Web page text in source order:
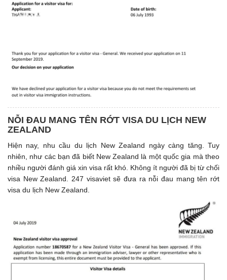
NỖI ĐAU MANG TÊN RỚT VISA DU LỊCH NEW
ZEALAND
Hiện nay, nhu cầu du lịch New Zealand ngày càng tăng. Tuy
nhiên, như các bạn đã biết New Zealand là một quốc gia mà theo
nhiều người đánh giá xin visa rất khó. Không ít người đã bị từ chối
visa New Zealand. 247 visaviet sẽ đưa ra nỗi đau mang tên rớt
visa du lịch New Zealand.